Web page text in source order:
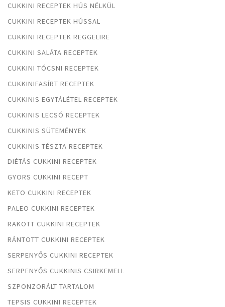
CUKKINI RECEPTEK HÚS NÉLKÜL
CUKKINI RECEPTEK HÚSSAL
CUKKINI RECEPTEK REGGELIRE
CUKKINI SALÁTA RECEPTEK
CUKKINI TÓCSNI RECEPTEK
CUKKINIFASÍRT RECEPTEK
CUKKINIS EGYTÁLÉTEL RECEPTEK
CUKKINIS LECSÓ RECEPTEK
CUKKINIS SÜTEMÉNYEK
CUKKINIS TÉSZTA RECEPTEK
DIÉTÁS CUKKINI RECEPTEK
GYORS CUKKINI RECEPT
KETO CUKKINI RECEPTEK
PALEO CUKKINI RECEPTEK
RAKOTT CUKKINI RECEPTEK
RÁNTOTT CUKKINI RECEPTEK
SERPENYŐS CUKKINI RECEPTEK
SERPENYŐS CUKKINIS CSIRKEMELL
SZPONZORÁLT TARTALOM
TEPSIS CUKKINI RECEPTEK